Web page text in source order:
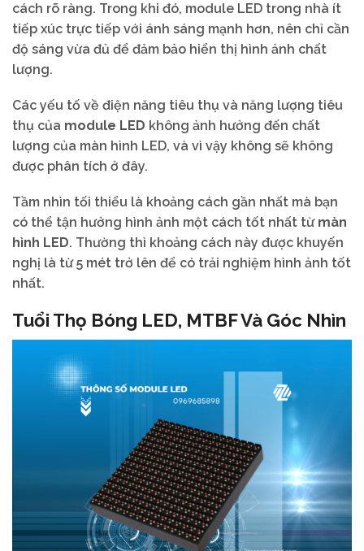
cách rõ ràng. Trong khi đó, module LED trong nhà ít
tiếp xúc trực tiếp với ánh sáng mạnh hơn, nên chỉ cần
độ sáng vừa đủ để đảm bảo hiển thị hình ảnh chất
lượng.
Các yếu tố về điện năng tiêu thụ và năng lượng tiêu
thụ của module LED không ảnh hưởng đến chất
lượng của màn hình LED, và vì vậy không sẽ không
được phân tích ở đây.
Tầm nhìn tối thiểu là khoảng cách gần nhất mà bạn
có thể tận hưởng hình ảnh một cách tốt nhất từ màn
hình LED. Thường thì khoảng cách này được khuyến
nghị là từ 5 mét trở lên để có trải nghiệm hình ảnh tốt
nhất.
Tuổi Thọ Bóng LED, MTBF Và Góc Nhìn